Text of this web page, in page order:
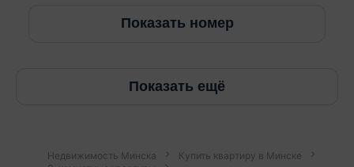
Показать номер
Показать ещё
Недвижимость Минска
Купить квартиру в Минске